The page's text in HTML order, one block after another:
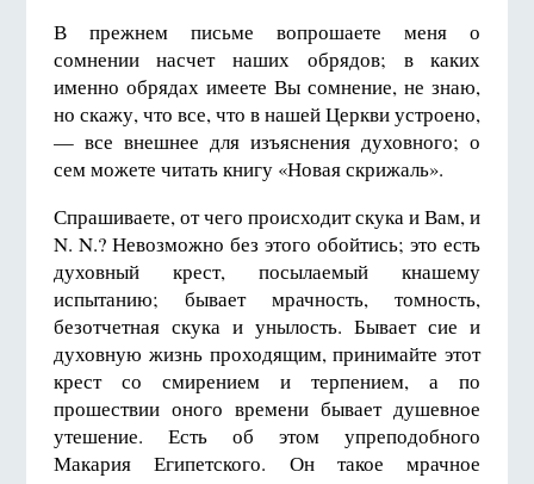
В прежнем письме вопрошаете меня о
сомнении насчет наших обрядов; в каких
именно обрядах имеете Вы сомнение, не знаю,
но скажу, что все, что в нашей Церкви устроено,
— все внешнее для изъяснения духовного; о
сем можете читать книгу «Новая скрижаль».
Спрашиваете, от чего происходит скука и Вам, и
N. N.? Невозможно без этого обойтись; это есть
духовный крест, посылаемый кнашему
испытанию; бывает мрачность, томность,
безотчетная скука и унылость. Бывает сие и
духовную жизнь проходящим, принимайте этот
крест со смирением и терпением, а по
прошествии оного времени бывает душевное
утешение. Есть об этом упреподобного
Макария Египетского. Он такое мрачное